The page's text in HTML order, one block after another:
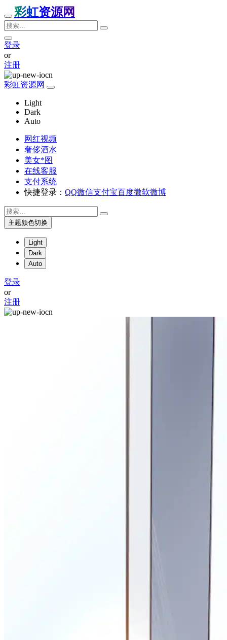
彩虹资源网
登录
or
注册
彩虹资源网
Light
Dark
Auto
网红视频
奢侈酒水
美女*图
在线客服
支付系统
快捷登录： QQ微信支付宝百度微软微博
主题颜色切换
Light
Dark
Auto
登录
or
注册